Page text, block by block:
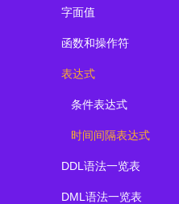
字面值
函数和操作符
表达式
条件表达式
时间间隔表达式
DDL语法一览表
DML语法一览表